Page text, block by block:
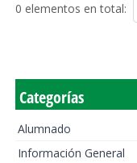
0 elementos en total:
Categorías
Alumnado
Información General